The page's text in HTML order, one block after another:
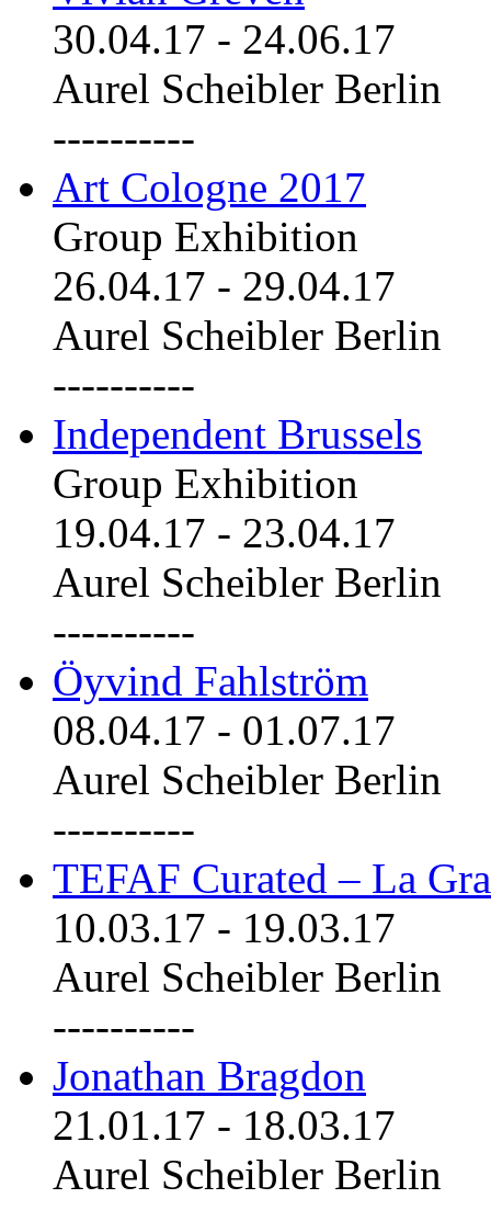
30.04.17 - 24.06.17
Aurel Scheibler Berlin
----------
Art Cologne 2017
Group Exhibition
26.04.17 - 29.04.17
Aurel Scheibler Berlin
----------
Independent Brussels
Group Exhibition
19.04.17 - 23.04.17
Aurel Scheibler Berlin
----------
Öyvind Fahlström
08.04.17 - 01.07.17
Aurel Scheibler Berlin
----------
TEFAF Curated – La
10.03.17 - 19.03.17
Aurel Scheibler Berlin
----------
Jonathan Bragdon
21.01.17 - 18.03.17
Aurel Scheibler Berlin